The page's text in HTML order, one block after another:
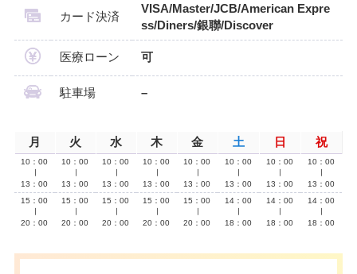
カード決済
VISA/Master/JCB/American Expre
ss/Diners/銀聯/Discover
医療ローン 可
駐車場 –
月 火 水 木 金 土 日 祝
10：00
13：00
10：00
13：00
10：00
13：00
10：00
13：00
10：00
13：00
10：00
13：00
10：00
13：00
10：00
13：00
15：00
20：00
15：00
20：00
15：00
20：00
15：00
20：00
15：00
20：00
14：00
18：00
14：00
18：00
14：00
18：00